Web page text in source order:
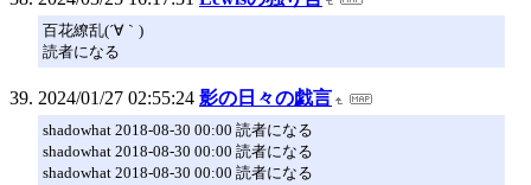
百花繚乱(´∀｀)
読者になる
2024/01/27 02:55:24 影の日々の戯言
shadowhat 2018-08-30 00:00 読者になる
shadowhat 2018-08-30 00:00 読者になる
shadowhat 2018-08-30 00:00 読者になる